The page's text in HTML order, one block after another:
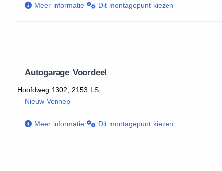
Meer informatie Dit montagepunt kiezen
Autogarage Voordeel
Hoofdweg 1302, 2153 LS,
Nieuw Vennep
Meer informatie Dit montagepunt kiezen